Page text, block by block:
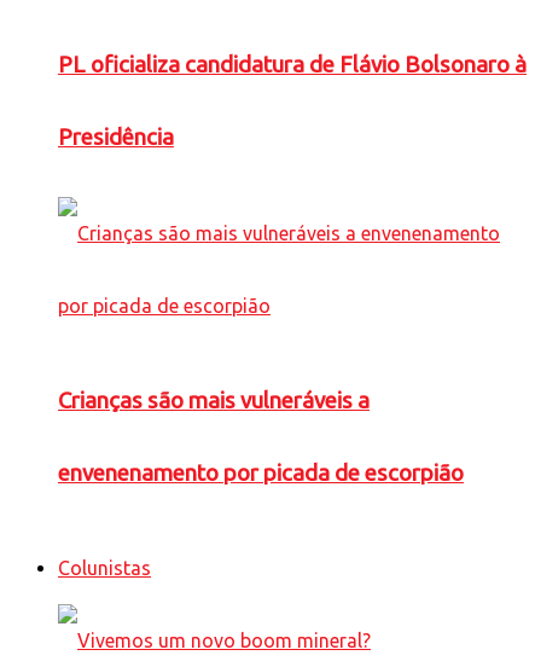
PL oficializa candidatura de Flávio Bolsonaro à
Presidência
Crianças são mais vulneráveis a
envenenamento por picada de escorpião
Colunistas